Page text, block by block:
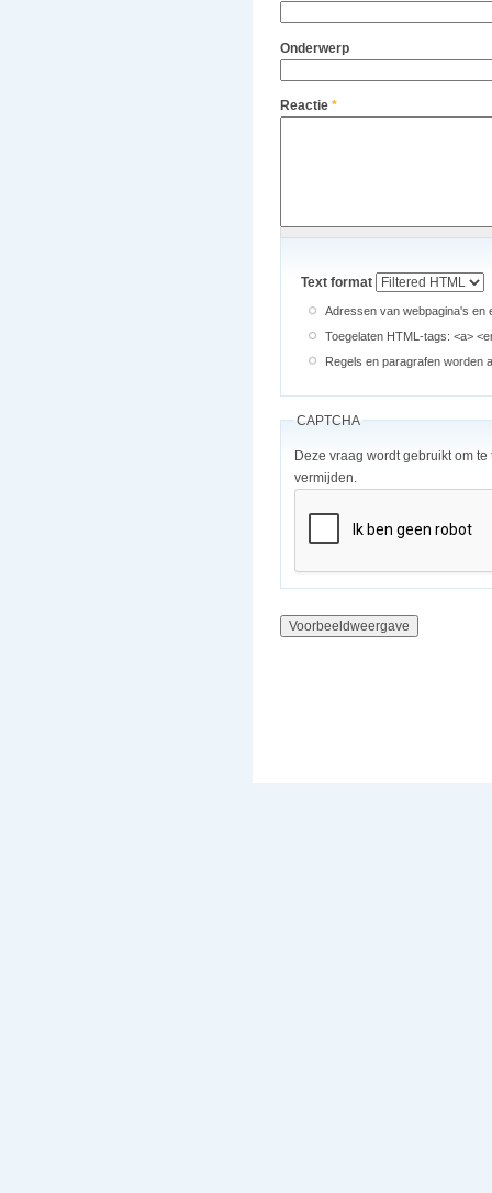
Onderwerp
Reactie *
Text format
Adressen van webpagina's en
Toegelaten HTML-tags: <a>
Regels en paragrafen worden
CAPTCHA
Deze vraag wordt gebruikt om
vermijden.